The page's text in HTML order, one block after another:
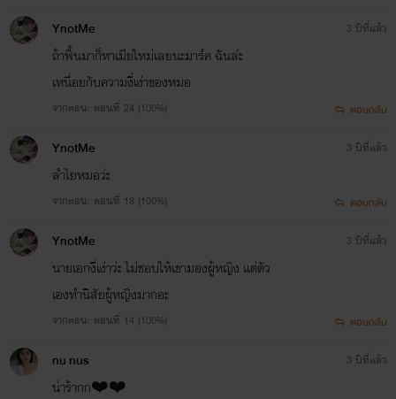
YnotMe
ถ้าฟื้นมาก็หาเมียใหม่เลยนะมาร์ค ฉันล่ะ
เหนื่อยกับความงี่เง่าของหมอ
จากตอน: ตอนที่ 24 (100%)
3 ปีที่แล้ว
ตอบกลับ
YnotMe
ลำไยหมอว่ะ
จากตอน: ตอนที่ 18 (100%)
3 ปีที่แล้ว
ตอบกลับ
YnotMe
นายเอกงี่เง่าว่ะ ไม่ชอบให้เขามองผู้หญิง แต่ตัว
เองทำนิสัยผู้หญิงมากอะ
จากตอน: ตอนที่ 14 (100%)
3 ปีที่แล้ว
ตอบกลับ
nu nus
น่าร้ากก❤️❤️
3 ปีที่แล้ว